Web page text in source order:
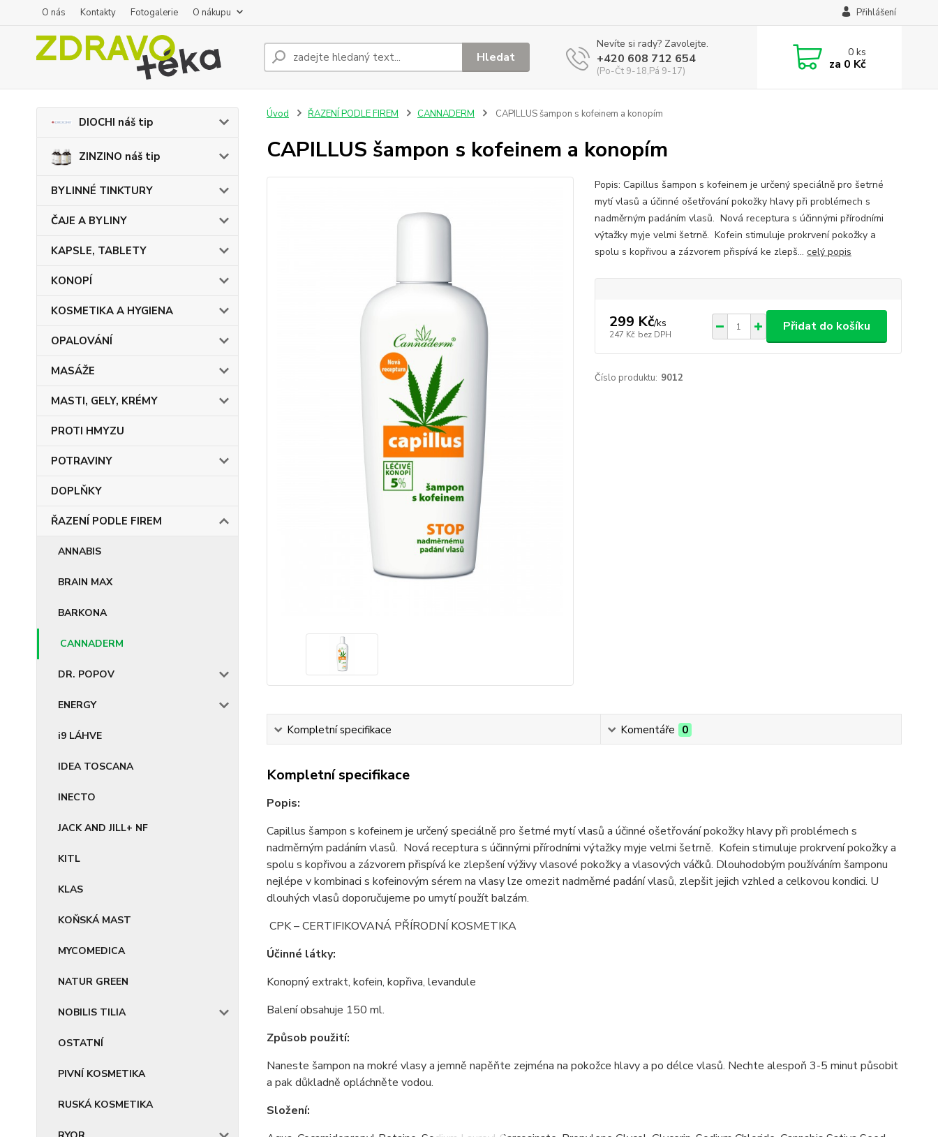
O nás Kontakty Fotogalerie O nákupu Přihlášení
Hledat
Nevíte si rady? Zavolejte.
+420 608 712 654
(Po-Čt 9-18,Pá 9-17)
0ks
za 0 Kč
DIOCHI náš tip
ZINZINO náš tip
BYLINNÉ TINKTURY
ČAJE A BYLINY
KAPSLE, TABLETY
KONOPÍ
KOSMETIKA A HYGIENA
OPALOVÁNÍ
MASÁŽE
MASTI, GELY, KRÉMY
PROTI HMYZU
POTRAVINY
DOPLŇKY
ŘAZENÍ PODLE FIREM
ANNABIS
BRAIN MAX
BARKONA
CANNADERM
DR. POPOV
ENERGY
i9 LÁHVE
IDEA TOSCANA
INECTO
JACK AND JILL+ NF
KITL
KLAS
KOŇSKÁ MAST
MYCOMEDICA
NATUR GREEN
NOBILIS TILIA
OSTATNÍ
PIVNÍ KOSMETIKA
RUSKÁ KOSMETIKA
Úvod ŘAZENÍ PODLE FIREM CANNADERM CAPILLUS šampon s kofeinem a konopím
CAPILLUS šampon s kofeinem a konopím
Popis: Capillus šampon s kofeinem je určený speciálně pro šetrné
mytí vlasů a účinné ošetřování pokožky hlavy při problémech s
nadměrným padáním vlasů. Nová receptura s účinnými přírodními
výtažky myje velmi šetrně. Kofein stimuluje prokrvení pokožky a
spolu s kopřivou a zázvorem přispívá ke zlepš... celý popis
299 Kč/ks
247 Kč bez DPH
Přidat do košíku
Číslo produktu: 9012
Kompletní specifikace Komentáře 0
Kompletní specifikace
Popis:
Capillus šampon s kofeinem je určený speciálně pro šetrné mytí vlasů a účinné ošetřování pokožky hlavy při problémech s
nadměrným padáním vlasů. Nová receptura s účinnými přírodními výtažky myje velmi šetrně. Kofein stimuluje prokrvení pokožky a
spolu s kopřivou a zázvorem přispívá ke zlepšení výživy vlasové pokožky a vlasových váčků. Dlouhodobým používáním šamponu
nejlépe v kombinaci s kofeinovým sérem na vlasy lze omezit nadměrné padání vlasů, zlepšit jejich vzhled a celkovou kondici. U
dlouhých vlasů doporučujeme po umytí použít balzám.
CPK – CERTIFIKOVANÁ PŘÍRODNÍ KOSMETIKA
Účinné látky:
Konopný extrakt, kofein, kopřiva, levandule
Balení obsahuje 150 ml.
Způsob použití:
Naneste šampon na mokré vlasy a jemně napěňte zejména na pokožce hlavy a po délce vlasů. Nechte alespoň 3-5 minut působit
a pak důkladně opláchněte vodou.
Složení: